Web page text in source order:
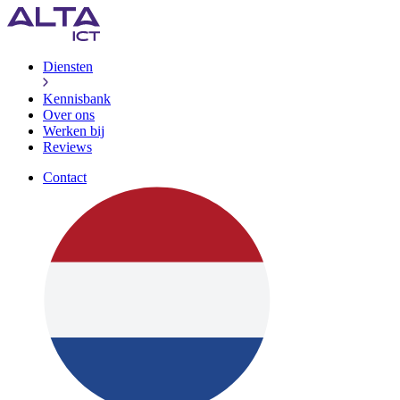
Diensten
Kennisbank
Over ons
Werken bij
Reviews
Contact